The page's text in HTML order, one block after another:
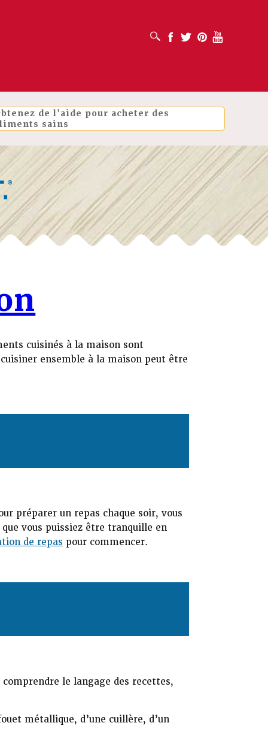
OUVRIR LA BOÎTE DE RECHERCHE
Facebook
Twitter PinterestYoutube
de l'aide pour acheter des
sains
cuisinés à la maison sont
ensemble à la maison peut être
préparer un repas chaque soir, vous
vous puissiez être tranquille en
de repas pour commencer.
le langage des recettes,
métallique, d’une cuillère, d’un